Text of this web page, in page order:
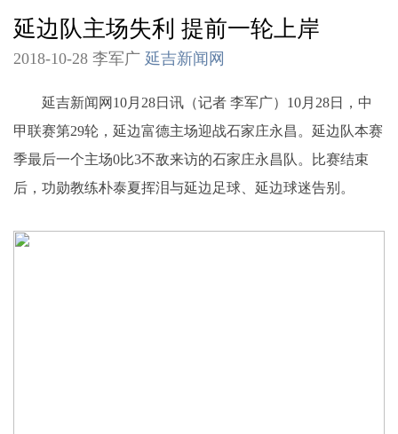
延边队主场失利 提前一轮上岸
2018-10-28 李军广 延吉新闻网
延吉新闻网10月28日讯（记者 李军广）10月28日，中
甲联赛第29轮，延边富德主场迎战石家庄永昌。延边队本赛
季最后一个主场0比3不敌来访的石家庄永昌队。比赛结束
后，功勋教练朴泰夏挥泪与延边足球、延边球迷告别。